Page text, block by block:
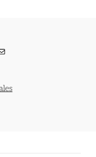
E-mail